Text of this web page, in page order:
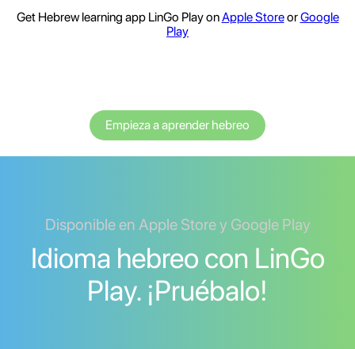
Get Hebrew learning app LinGo Play onApple StoreorGoogle
Play
Empieza a aprender hebreo
Disponible en Apple Store y Google Play
Idioma hebreo con LinGo
Play. ¡Pruébalo!